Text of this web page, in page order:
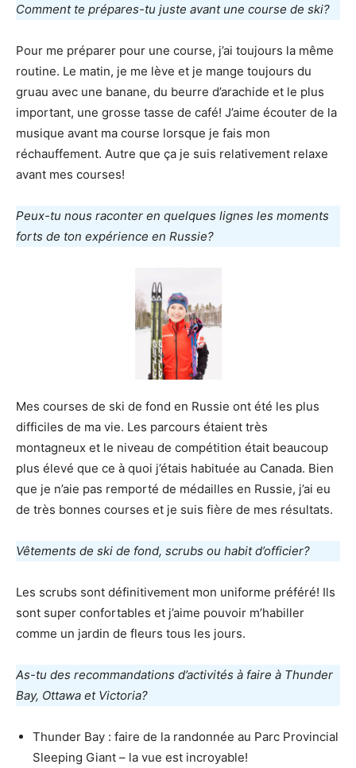
Comment te prépares-tu juste avant une course de ski?
Pour me préparer pour une course, j’ai toujours la même
routine. Le matin, je me lève et je mange toujours du
gruau avec une banane, du beurre d’arachide et le plus
important, une grosse tasse de café! J’aime écouter de la
musique avant ma course lorsque je fais mon
réchauffement. Autre que ça je suis relativement relaxe
avant mes courses!
Peux-tu nous raconter en quelques lignes les moments
forts de ton expérience en Russie?
Mes courses de ski de fond en Russie ont été les plus
difficiles de ma vie. Les parcours étaient très
montagneux et le niveau de compétition était beaucoup
plus élevé que ce à quoi j’étais habituée au Canada. Bien
que je n’aie pas remporté de médailles en Russie, j’ai eu
de très bonnes courses et je suis fière de mes résultats.
Vêtements de ski de fond, scrubs ou habit d’officier?
Les scrubs sont définitivement mon uniforme préféré! Ils
sont super confortables et j’aime pouvoir m’habiller
comme un jardin de fleurs tous les jours.
As-tu des recommandations d’activités à faire à Thunder
Bay, Ottawa et Victoria?
Thunder Bay : faire de la randonnée au Parc Provincial
Sleeping Giant – la vue est incroyable!